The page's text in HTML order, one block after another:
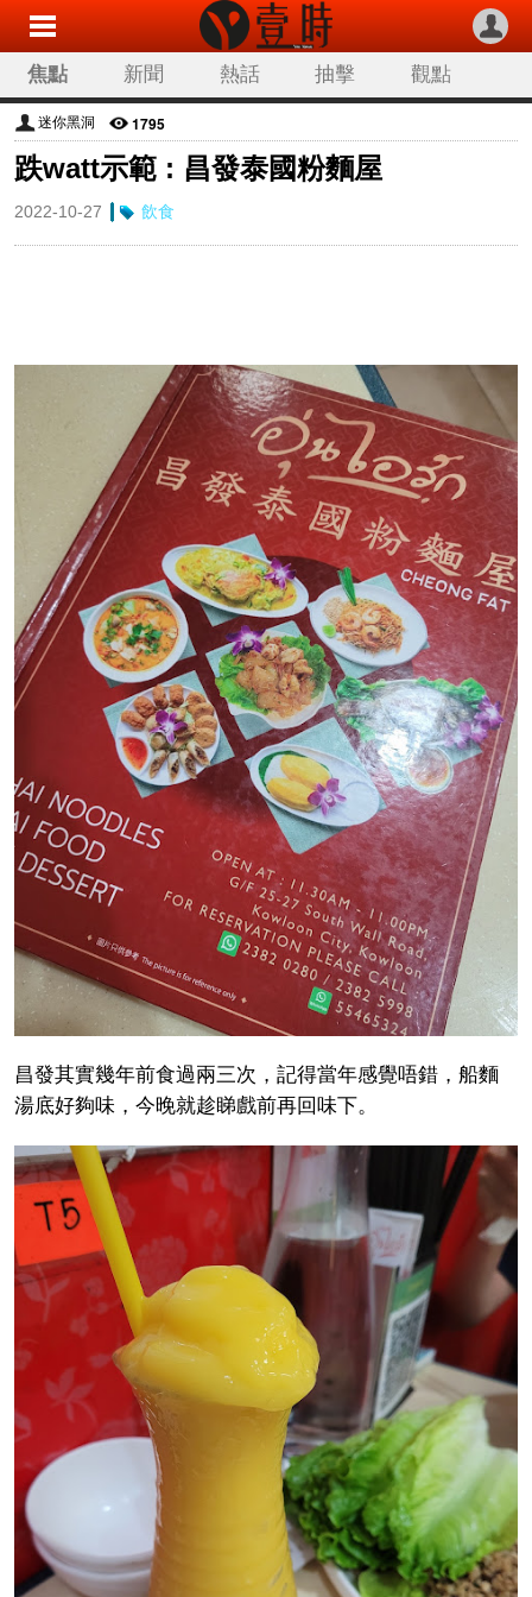
焦點 新聞 熱話 抽擊
觀點
科技
生活
讀者來稿
專欄分類
迷你黑洞 1795
跌watt示範 : 昌發泰國粉麵屋
2022-10-27 飲食
昌發其實幾年前食過兩三次，記得當年感覺唔錯，船麵
湯底好夠味，今晚就趁睇戲前再回味下。